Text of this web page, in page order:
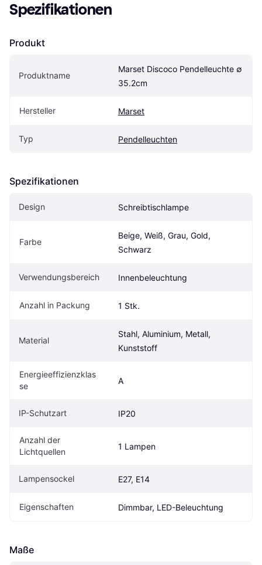
Spezifikationen
Produkt
Produktname
Marset Discoco Pendelleuchte ∅
35.2cm
Hersteller Marset
Typ Pendelleuchten
Spezifikationen
Design Schreibtischlampe
Farbe
Beige, Weiß, Grau, Gold,
Schwarz
Verwendungsbereich Innenbeleuchtung
Anzahl in Packung 1 Stk.
Material
Stahl, Aluminium, Metall,
Kunststoff
Energieeffizienzklas
se
A
IP-Schutzart IP20
Anzahl der
Lichtquellen
1 Lampen
Lampensockel E27, E14
Eigenschaften Dimmbar, LED-Beleuchtung
Maße